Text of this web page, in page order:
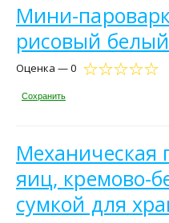
Мини-
рисовый
Оценка — 0
Сохранить
Механическая
яиц, кремово-
сумкой для